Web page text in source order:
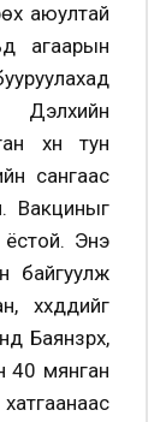
аюултай
агаарын
Дэлхийн
хүн тун
сангаас
Вакциныг
ёстой. Энэ
байгуулж
Баянзүрх,
40 мянган